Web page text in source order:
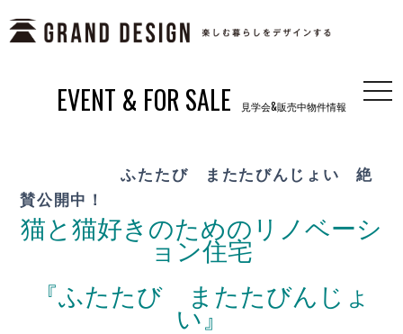
EVENT & FOR SALE 見学会&販売中物件情報
ふたたび またたびんじょい 絶
賛公開中！
猫と猫好きのためのリノベーシ
ョン住宅
『ふたたび またたびんじょ
い』